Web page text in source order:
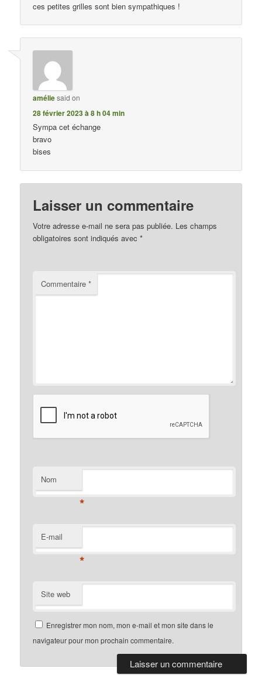
ces petites grilles sont bien sympathiques !
améliesaid on
28 février 2023 à 8 h 04 min
Sympa cet échange
bravo
bises
Laisser un commentaire
Votre adresse e-mail ne sera pas publiée. Les champs
obligatoires sont indiqués avec*
Commentaire*
Nom
*
E-mail
*
Site web
Enregistrer mon nom, mon e-mail et mon site dans le
navigateur pour mon prochain commentaire.